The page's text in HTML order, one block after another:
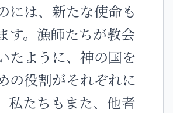
には、新たな使命も
す。漁師たちが教会
たように、神の国を
の役割がそれぞれに
私たちもまた、他者